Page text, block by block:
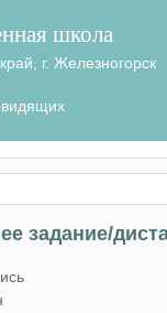
школа
г. Железногорск
задание/